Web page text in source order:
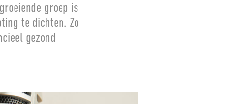
groep is
te dichten. Zo
gezond